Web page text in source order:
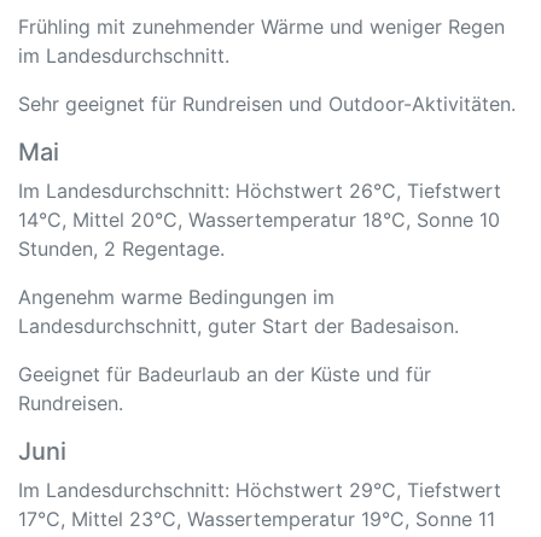
Frühling mit zunehmender Wärme und weniger Regen
im Landesdurchschnitt.
Sehr geeignet für Rundreisen und Outdoor-Aktivitäten.
Mai
Im Landesdurchschnitt: Höchstwert 26°C, Tiefstwert
14°C, Mittel 20°C, Wassertemperatur 18°C, Sonne 10
Stunden, 2 Regentage.
Angenehm warme Bedingungen im
Landesdurchschnitt, guter Start der Badesaison.
Geeignet für Badeurlaub an der Küste und für
Rundreisen.
Juni
Im Landesdurchschnitt: Höchstwert 29°C, Tiefstwert
17°C, Mittel 23°C, Wassertemperatur 19°C, Sonne 11